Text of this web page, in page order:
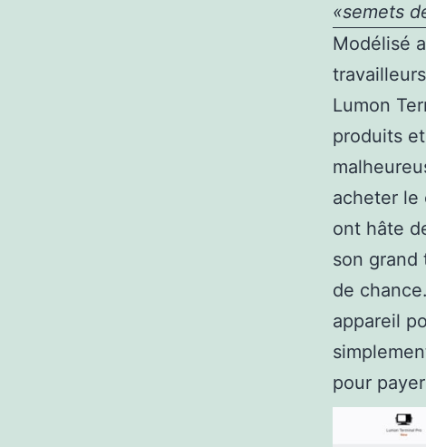
«semets
Modélisé
Lumon
produits
acheter le
ont hâte
son grand
de
appareil
pour